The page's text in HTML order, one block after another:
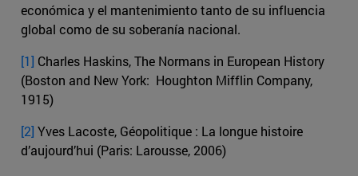
económica y el mantenimiento tanto de su influencia
global como de su soberanía nacional.
[1] Charles Haskins, The Normans in European History
(Boston and New York: Houghton Mifflin Company,
1915)
[2] Yves Lacoste, Géopolitique : La longue histoire
d’aujourd’hui (Paris: Larousse, 2006)